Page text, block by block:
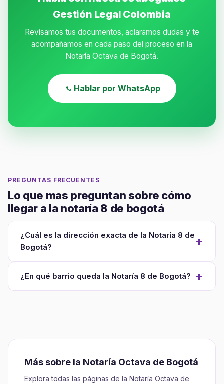
Gestión Legal Colombia
Revisamos tus documentos, aclaramos dudas y te
acompañamos en cada paso del proceso en la
Notaría Octava de Bogotá.
Hablar por WhatsApp
PREGUNTAS FRECUENTES
Lo que mas preguntan sobre cómo
llegar a la notaría 8 de bogotá
¿Cuál es la dirección exacta de la Notaría 8 de
Bogotá?
¿En qué barrio queda la Notaría 8 de Bogotá?
Más sobre la Notaría Octava de Bogotá
Explora todas las páginas de la Notaría Octava de